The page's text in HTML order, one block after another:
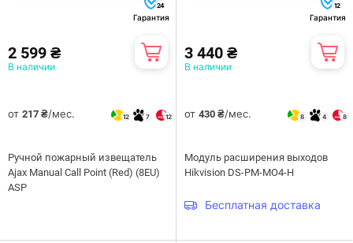
24
Гарантия
2 599 ₴
В наличии
от 217 ₴/мес. 12 7 12
Ручной пожарный извещатель
Ajax Manual Call Point (Red) (8EU)
ASP
12
Гарантия
3 440 ₴
В наличии
от 430 ₴/мес. 8 4 8
Модуль расширения выходов
Hikvision DS-PM-MO4-H
Бесплатная доставка